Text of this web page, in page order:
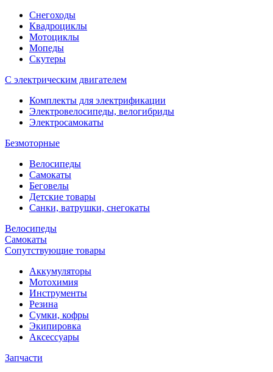
Снегоходы
Квадроциклы
Мотоциклы
Мопеды
Скутеры
С электрическим двигателем
Комплекты для электрификации
Электровелосипеды, велогибриды
Электросамокаты
Безмоторные
Велосипеды
Самокаты
Беговелы
Детские товары
Санки, ватрушки, снегокаты
Велосипеды
Самокаты
Сопутствующие товары
Аккумуляторы
Мотохимия
Инструменты
Резина
Сумки, кофры
Экипировка
Аксессуары
Запчасти